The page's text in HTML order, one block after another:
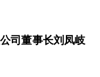
司董事长刘凤岐